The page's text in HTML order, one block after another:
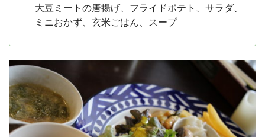
大豆ミートの唐揚げ、フライドポテト、サラダ、
ミニおかず、玄米ごはん、スープ